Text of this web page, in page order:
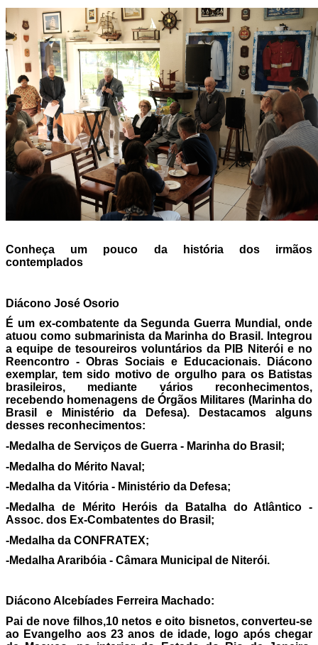
Conheça um pouco da história dos irmãos
contemplados
Diácono José Osorio
É um ex-combatente da Segunda Guerra Mundial, onde
atuou como submarinista da Marinha do Brasil. Integrou
a equipe de tesoureiros voluntários da PIB Niterói e no
Reencontro - Obras Sociais e Educacionais. Diácono
exemplar, tem sido motivo de orgulho para os Batistas
brasileiros, mediante vários reconhecimentos,
recebendo homenagens de Órgãos Militares (Marinha do
Brasil e Ministério da Defesa). Destacamos alguns
desses reconhecimentos:
-Medalha de Serviços de Guerra - Marinha do Brasil;
-Medalha do Mérito Naval;
-Medalha da Vitória - Ministério da Defesa;
-Medalha de Mérito Heróis da Batalha do Atlântico -
Assoc. dos Ex-Combatentes do Brasil;
-Medalha da CONFRATEX;
-Medalha Araribóia - Câmara Municipal de Niterói.
Diácono Alcebíades Ferreira Machado:
Pai de nove filhos,10 netos e oito bisnetos, converteu-se
ao Evangelho aos 23 anos de idade, logo após chegar